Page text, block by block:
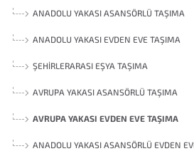
ANADOLU YAKASI ASANSÖRLÜ TAŞIMA
ANADOLU YAKASI EVDEN EVE TAŞIMA
ŞEHIRLERARASI EŞYA TAŞIMA
AVRUPA YAKASI ASANSÖRLÜ TAŞIMA
AVRUPA YAKASI EVDEN EVE TAŞIMA
ANADOLU YAKASI ASANSÖRLÜ EVDEN